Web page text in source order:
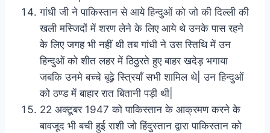
गांधी जी ने पाकिस्तान से आये हिन्दुओं को जो की दिल्ली की
खली मस्जिदों में शरण लेने के लिए आये थे उनके पास रहने
के लिए जगह भी नहीं थी तब गांधी ने उस स्तिथि में उन
हिन्दुओं को शीत लहर में ठिठुरते हुए बाहर खदेड़ भगाया
जबकि उनमे बच्चे बूढ़े स्त्रियाँ सभी शामिल थे| उन हिन्दुओं
को ठण्ड में बाहार रात बितानी पड़ी थी|
22 अक्टूबर 1947 को पाकिस्तान के आक्रमण करने के
बावजूद भी बची हुई राशी जो हिंदुस्तान द्वारा पाकिस्तान को